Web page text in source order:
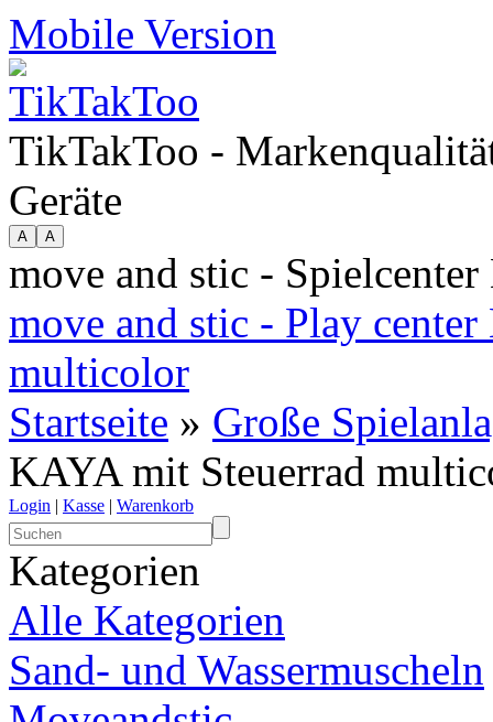
Mobile Version
TikTakToo -
Geräte
move and stic -
move and stic - Play
multicolor
Startseite » Große
KAYA mit Steuerrad
Login | Kasse | Warenkorb
Kategorien
Alle Kategorien
Sand- und Wassermuscheln